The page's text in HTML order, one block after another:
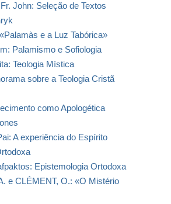
John: Seleção de Textos
e a Luz Tabórica»
Palamismo e Sofiologia
Teologia Mística
sobre a Teologia Cristã
como Apologética
A experiência do Espírito
Epistemologia Ortodoxa
e CLÉMENT, O.: «O Mistério